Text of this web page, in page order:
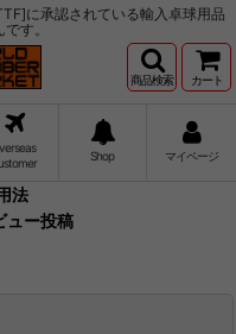
に承認されている輸入卓球用品
す。
商品検索 カート
Shop マイページ
法
ュー投稿